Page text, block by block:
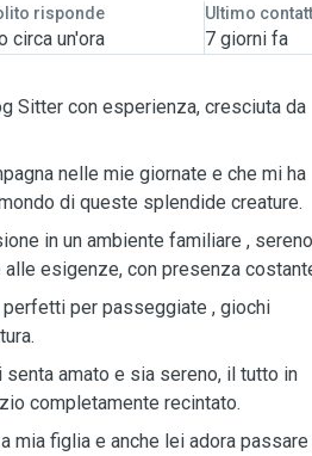
risponde
circa un'ora
Ultimo
7 giorni fa
Sitter con esperienza, cresciuta da
nelle mie giornate e che mi ha
di queste splendide creature.
in un ambiente familiare ,
esigenze, con presenza
per passeggiate , giochi
amato e sia sereno, il tutto in
completamente recintato.
mia figlia e anche lei adora